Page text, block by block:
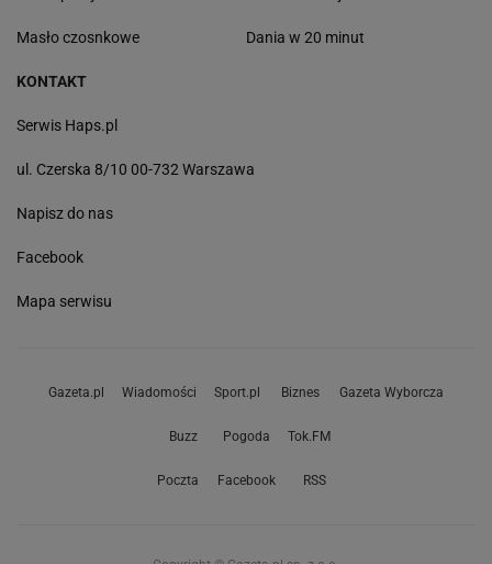
Masło czosnkowe Dania w 20 minut
KONTAKT
Serwis Haps.pl
ul. Czerska 8/10 00-732 Warszawa
Napisz do nas
Facebook
Mapa serwisu
Gazeta.pl Wiadomości Sport.pl Biznes Gazeta Wyborcza
Buzz Pogoda Tok.FM
Poczta Facebook RSS